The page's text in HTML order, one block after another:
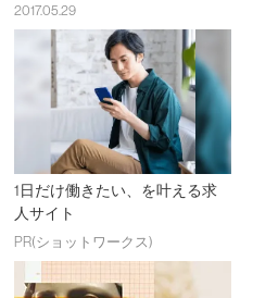
2017.05.29
1日だけ働きたい、を叶える求
人サイト
PR(ショットワークス)